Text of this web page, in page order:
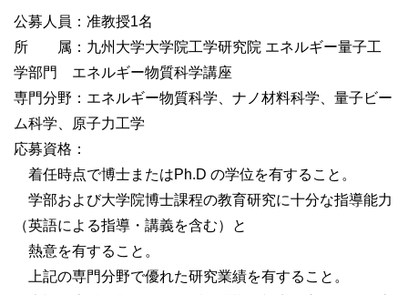
公募人員：准教授1名
所 属：九州大学大学院工学研究院 エネルギー量子工
学部門 エネルギー物質科学講座
専門分野：エネルギー物質科学、ナノ材料科学、量子ビー
ム科学、原子力工学
応募資格：
着任時点で博士またはPh.D の学位を有すること。
学部および大学院博士課程の教育研究に十分な指導能力
（英語による指導・講義を含む）と
熱意を有すること。
上記の専門分野で優れた研究業績を有すること。